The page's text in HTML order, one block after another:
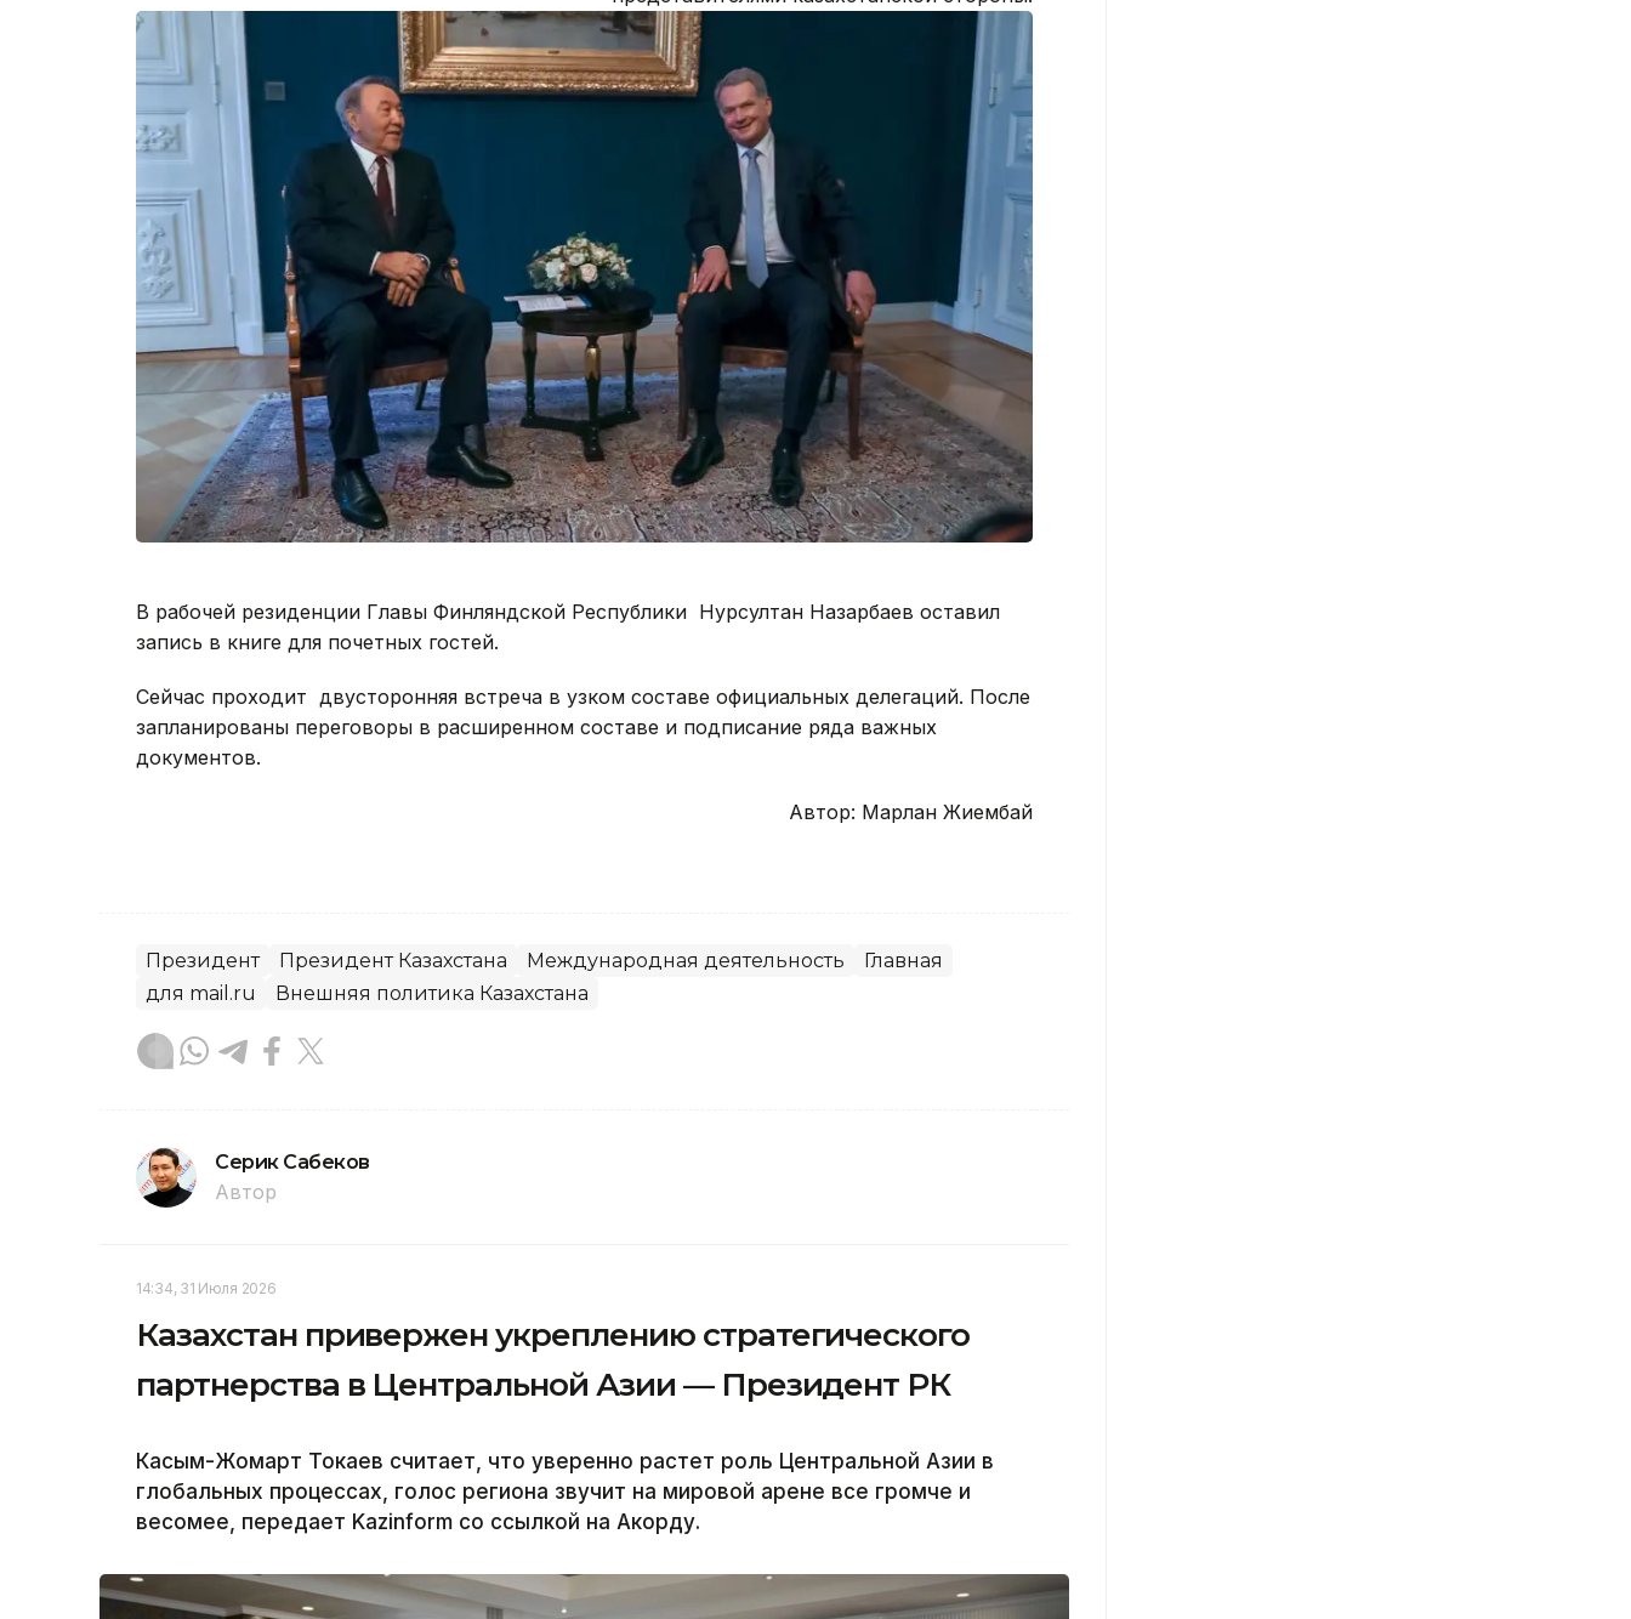
В рабочей резиденции Главы Финляндской Республики Нурсултан Назарбаев оставил
запись в книге для почетных гостей.
Сейчас проходит двусторонняя встреча в узком составе официальных делегаций. После
запланированы переговоры в расширенном составе и подписание ряда важных
документов.
Автор: Марлан Жиембай
Президент Президент Казахстана Международная деятельность
Главная
для mail.ru
Внешняя политика Казахстана
Серик Сабеков
Автор
14:34, 31 Июля 2026
Казахстан привержен укреплению стратегического
партнерства в Центральной Азии — Президент РК
Касым-Жомарт Токаев считает, что уверенно растет роль Центральной Азии в
глобальных процессах, голос региона звучит на мировой арене все громче и
весомее, передает Kazinform со ссылкой на Акорду.